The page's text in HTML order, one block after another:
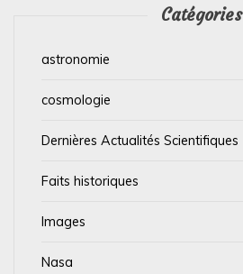
Catégories
astronomie
cosmologie
Dernières Actualités Scientifiques
Faits historiques
Images
Nasa